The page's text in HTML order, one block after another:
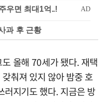
과 후 근황
올해 70세가 됐다. 재택
춰져 있지 않아 밤중 호
러지기도 했다. 지금은 방